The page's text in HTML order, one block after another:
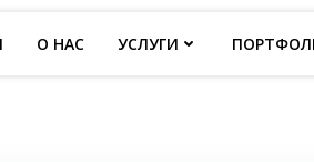
О НАС УСЛУГИ